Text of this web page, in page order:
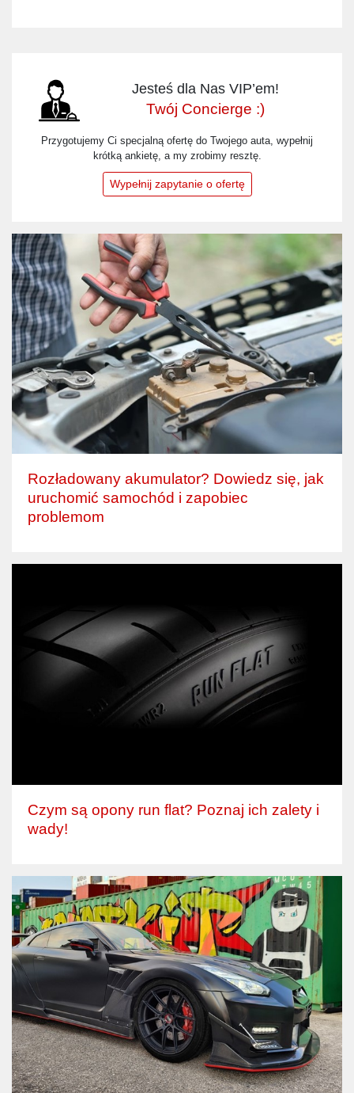
Jesteś dla Nas VIP’em!
Twój Concierge :)
Przygotujemy Ci specjalną ofertę do Twojego auta, wypełnij
krótką ankietę, a my zrobimy resztę.
Wypełnij zapytanie o ofertę
Rozładowany akumulator? Dowiedz się, jak
uruchomić samochód i zapobiec
problemom
Czym są opony run flat? Poznaj ich zalety i
wady!